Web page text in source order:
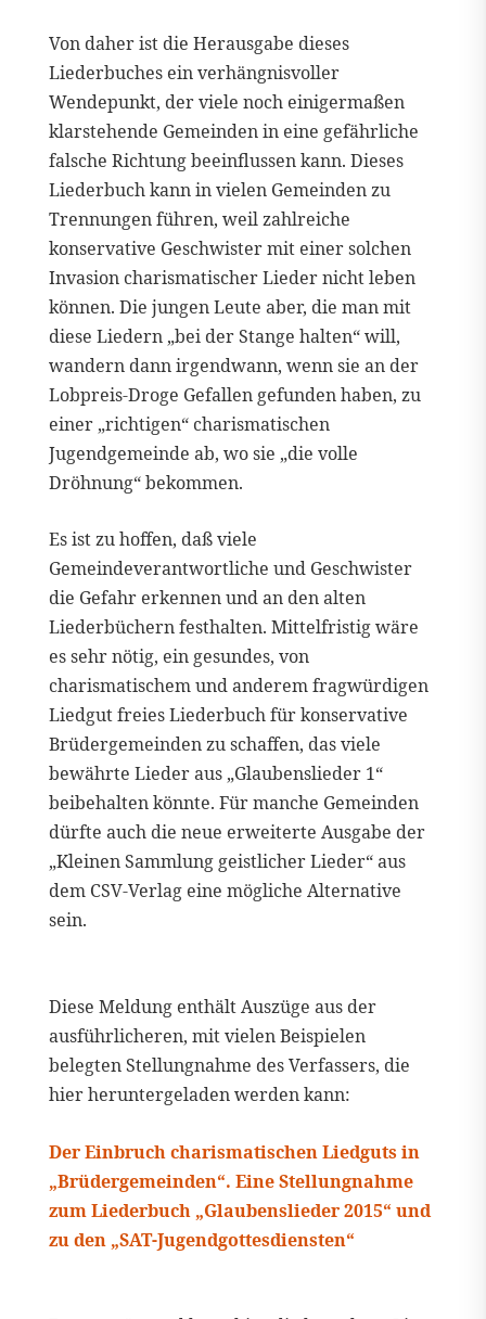
Von daher ist die Herausgabe dieses
Liederbuches ein verhängnisvoller
Wendepunkt, der viele noch einigermaßen
klarstehende Gemeinden in eine gefährliche
falsche Richtung beeinflussen kann. Dieses
Liederbuch kann in vielen Gemeinden zu
Trennungen führen, weil zahlreiche
konservative Geschwister mit einer solchen
Invasion charismatischer Lieder nicht leben
können. Die jungen Leute aber, die man mit
diese Liedern „bei der Stange halten“ will,
wandern dann irgendwann, wenn sie an der
Lobpreis-Droge Gefallen gefunden haben, zu
einer „richtigen“ charismatischen
Jugendgemeinde ab, wo sie „die volle
Dröhnung“ bekommen.
Es ist zu hoffen, daß viele
Gemeindeverantwortliche und Geschwister
die Gefahr erkennen und an den alten
Liederbüchern festhalten. Mittelfristig wäre
es sehr nötig, ein gesundes, von
charismatischem und anderem fragwürdigen
Liedgut freies Liederbuch für konservative
Brüdergemeinden zu schaffen, das viele
bewährte Lieder aus „Glaubenslieder 1“
beibehalten könnte. Für manche Gemeinden
dürfte auch die neue erweiterte Ausgabe der
„Kleinen Sammlung geistlicher Lieder“ aus
dem CSV-Verlag eine mögliche Alternative
sein.
Diese Meldung enthält Auszüge aus der
ausführlicheren, mit vielen Beispielen
belegten Stellungnahme des Verfassers, die
hier heruntergeladen werden kann:
Der Einbruch charismatischen Liedguts in
„Brüdergemeinden“. Eine Stellungnahme
zum Liederbuch „Glaubenslieder 2015“ und
zu den „SAT-Jugendgottesdiensten“